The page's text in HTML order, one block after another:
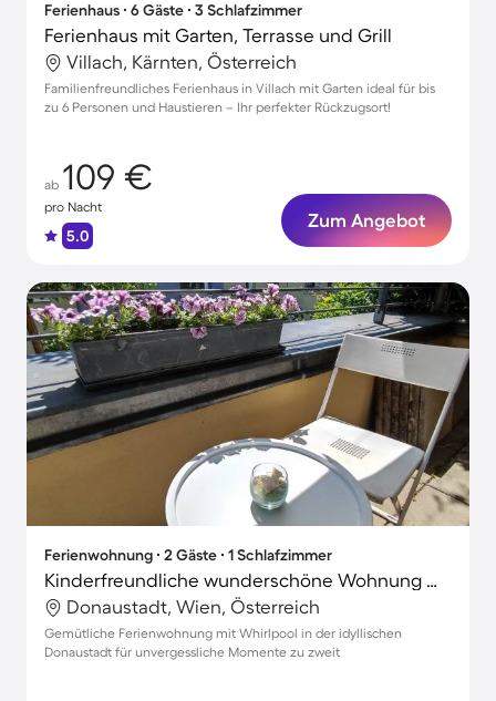
Ferienhaus ∙ 6 Gäste ∙ 3 Schlafzimmer
Ferienhaus mit Garten, Terrasse und Grill
Villach, Kärnten, Österreich
Familienfreundliches Ferienhaus in Villach mit Garten ideal für bis
zu 6 Personen und Haustieren – Ihr perfekter Rückzugsort!
ab 109 €
pro Nacht
5.0
Zum Angebot
Ferienwohnung ∙ 2 Gäste ∙ 1 Schlafzimmer
Kinderfreundliche wunderschöne Wohnung mit Whirlpool und Terrasse | Ideal für Homeoffice
Donaustadt, Wien, Österreich
Gemütliche Ferienwohnung mit Whirlpool in der idyllischen
Donaustadt für unvergessliche Momente zu zweit